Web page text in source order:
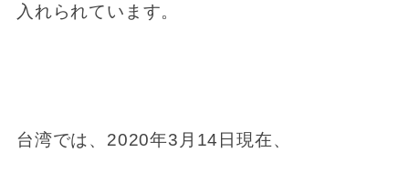
入れられています。
台湾では、2020年3月14日現在、